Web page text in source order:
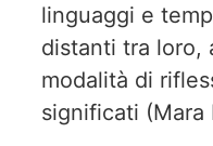
linguaggi e
distanti tra loro,
modalità di
significati (Mara